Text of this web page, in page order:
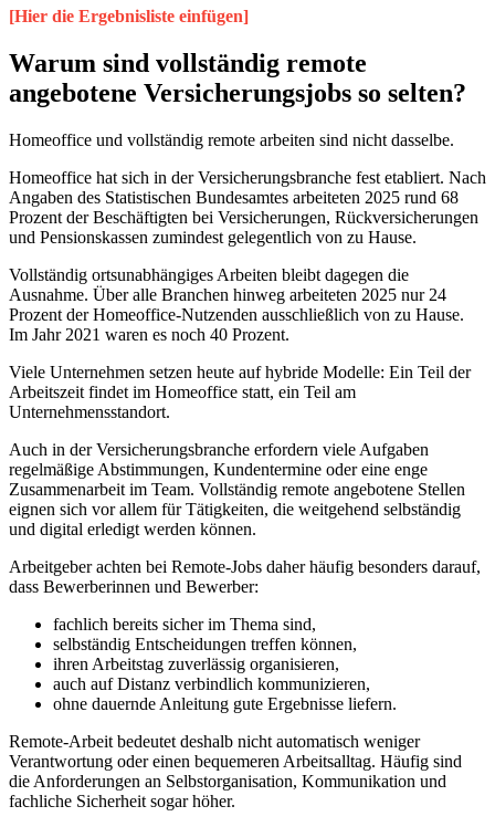
[Hier die Ergebnisliste einfügen]
Warum sind vollständig remote
angebotene Versicherungsjobs so selten?
Homeoffice und vollständig remote arbeiten sind nicht dasselbe.
Homeoffice hat sich in der Versicherungsbranche fest etabliert. Nach
Angaben des Statistischen Bundesamtes arbeiteten 2025 rund 68
Prozent der Beschäftigten bei Versicherungen, Rückversicherungen
und Pensionskassen zumindest gelegentlich von zu Hause.
Vollständig ortsunabhängiges Arbeiten bleibt dagegen die
Ausnahme. Über alle Branchen hinweg arbeiteten 2025 nur 24
Prozent der Homeoffice-Nutzenden ausschließlich von zu Hause.
Im Jahr 2021 waren es noch 40 Prozent.
Viele Unternehmen setzen heute auf hybride Modelle: Ein Teil der
Arbeitszeit findet im Homeoffice statt, ein Teil am
Unternehmensstandort.
Auch in der Versicherungsbranche erfordern viele Aufgaben
regelmäßige Abstimmungen, Kundentermine oder eine enge
Zusammenarbeit im Team. Vollständig remote angebotene Stellen
eignen sich vor allem für Tätigkeiten, die weitgehend selbständig
und digital erledigt werden können.
Arbeitgeber achten bei Remote-Jobs daher häufig besonders darauf,
dass Bewerberinnen und Bewerber:
fachlich bereits sicher im Thema sind,
selbständig Entscheidungen treffen können,
ihren Arbeitstag zuverlässig organisieren,
auch auf Distanz verbindlich kommunizieren,
ohne dauernde Anleitung gute Ergebnisse liefern.
Remote-Arbeit bedeutet deshalb nicht automatisch weniger
Verantwortung oder einen bequemeren Arbeitsalltag. Häufig sind
die Anforderungen an Selbstorganisation, Kommunikation und
fachliche Sicherheit sogar höher.